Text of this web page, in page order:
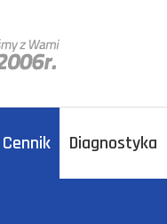
Cennik Diagnostyka